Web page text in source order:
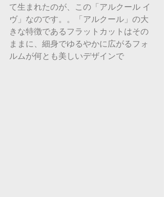
て生まれたのが、この「アルクール イ
ヴ」なのです。。「アルクール」の大
きな特徴であるフラットカットはその
ままに、細身でゆるやかに広がるフォ
ルムが何とも美しいデザインで